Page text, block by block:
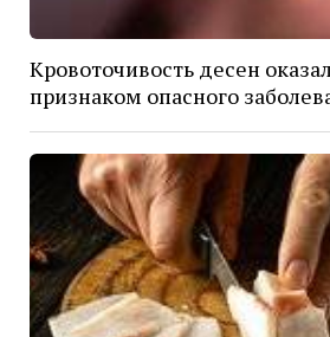
Кровоточивость десен
признаком опасного